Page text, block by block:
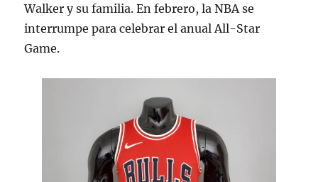
Walker y su familia. En febrero, la NBA se
interrumpe para celebrar el anual All-Star
Game.